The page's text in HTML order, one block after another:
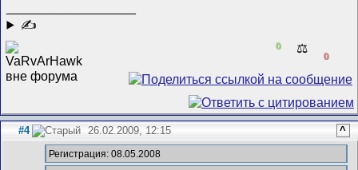
✍
0 ⚖️
0
#4 26.02.2009, 12:15 ^
Регистрация: 08.05.2008